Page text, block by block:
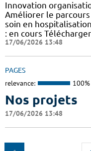
Innovation
Améliorer le
soin en
: en cours
17/06/2026 13:48
PAGES
relevance: 100%
Nos projets
17/06/2026 13:48